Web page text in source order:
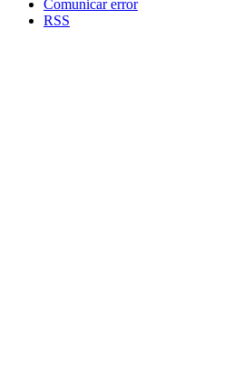
Comunicar error
RSS